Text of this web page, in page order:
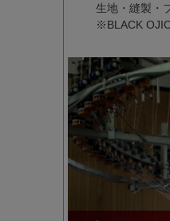
生地・縫製・
※BLACK